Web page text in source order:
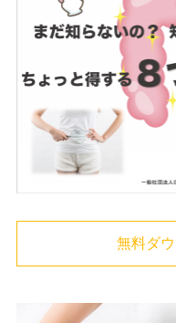
無料ダ